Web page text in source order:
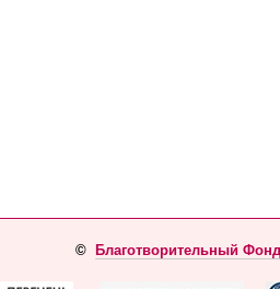
© Благотворительный